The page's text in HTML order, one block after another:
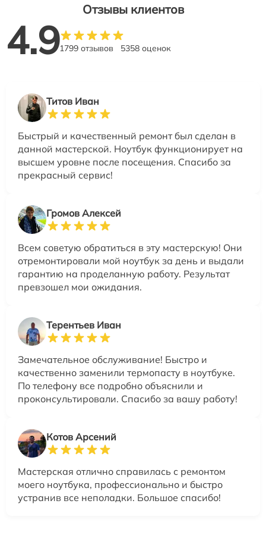
Отзывы клиентов
4.91799 отзывов 5358 оценок
Титов Иван
Быстрый и качественный ремонт был сделан в
данной мастерской. Ноутбук функционирует на
высшем уровне после посещения. Спасибо за
прекрасный сервис!
Громов Алексей
Всем советую обратиться в эту мастерскую! Они
отремонтировали мой ноутбук за день и выдали
гарантию на проделанную работу. Результат
превзошел мои ожидания.
Терентьев Иван
Замечательное обслуживание! Быстро и
качественно заменили термопасту в ноутбуке.
По телефону все подробно объяснили и
проконсультировали. Спасибо за вашу работу!
Котов Арсений
Мастерская отлично справилась с ремонтом
моего ноутбука, профессионально и быстро
устранив все неполадки. Большое спасибо!